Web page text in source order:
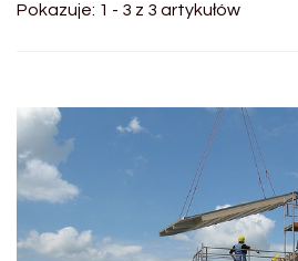
Pokazuje: 1 - 3 z 3 artykułów